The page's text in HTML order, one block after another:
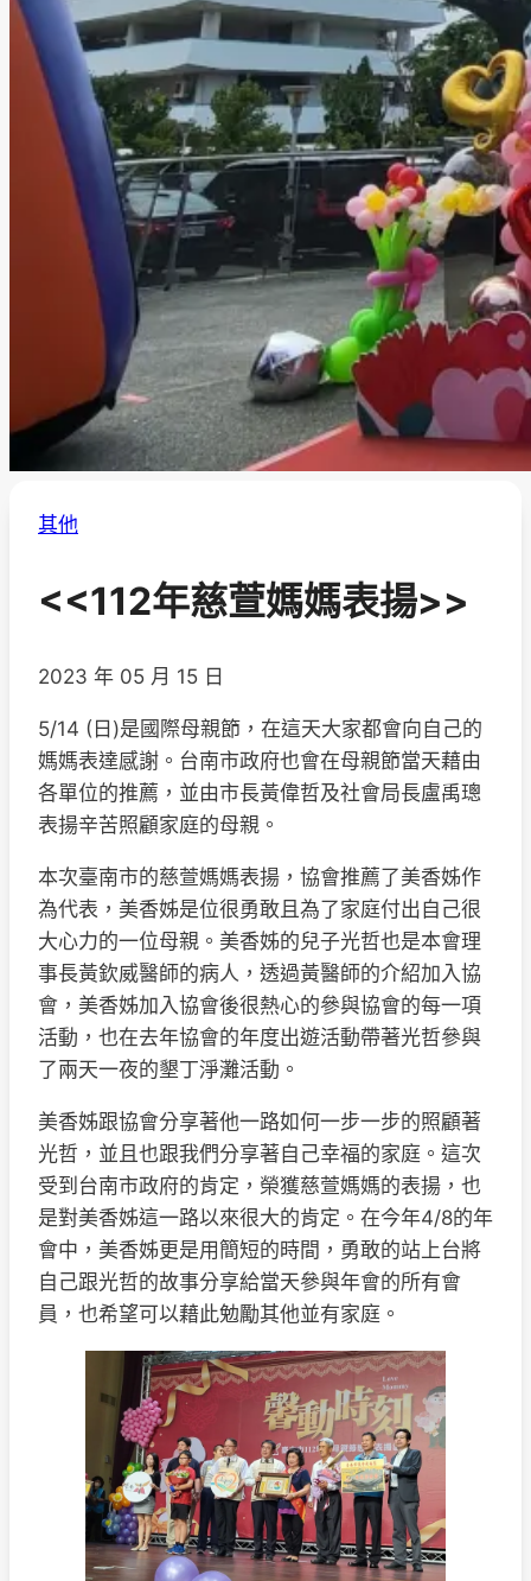
其他
<<112年慈萱媽媽表揚>>
2023 年 05 月 15 日
5/14 (日)是國際母親節，在這天大家都會向自己的
媽媽表達感謝。台南市政府也會在母親節當天藉由
各單位的推薦，並由市長黃偉哲及社會局長盧禹璁
表揚辛苦照顧家庭的母親。
本次臺南市的慈萱媽媽表揚，協會推薦了美香姊作
為代表，美香姊是位很勇敢且為了家庭付出自己很
大心力的一位母親。美香姊的兒子光哲也是本會理
事長黃欽威醫師的病人，透過黃醫師的介紹加入協
會，美香姊加入協會後很熱心的參與協會的每一項
活動，也在去年協會的年度出遊活動帶著光哲參與
了兩天一夜的墾丁淨灘活動。
美香姊跟協會分享著他一路如何一步一步的照顧著
光哲，並且也跟我們分享著自己幸福的家庭。這次
受到台南市政府的肯定，榮獲慈萱媽媽的表揚，也
是對美香姊這一路以來很大的肯定。在今年4/8的年
會中，美香姊更是用簡短的時間，勇敢的站上台將
自己跟光哲的故事分享給當天參與年會的所有會
員，也希望可以藉此勉勵其他並有家庭。